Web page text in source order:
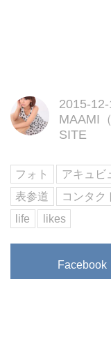
2015-12-
MAAMI
SITE
フォト アキュビ
表参道
コンタク
life
likes
Facebook